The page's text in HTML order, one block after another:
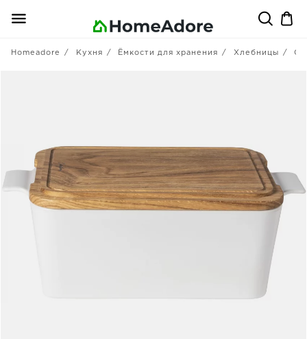
Homeadore Кухня Ёмкости для хранения Хлебницы